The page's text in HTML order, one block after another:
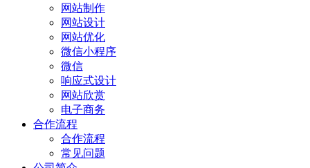
网站制作
网站设计
网站优化
微信小程序
微信
响应式设计
网站欣赏
电子商务
合作流程
合作流程
常见问题